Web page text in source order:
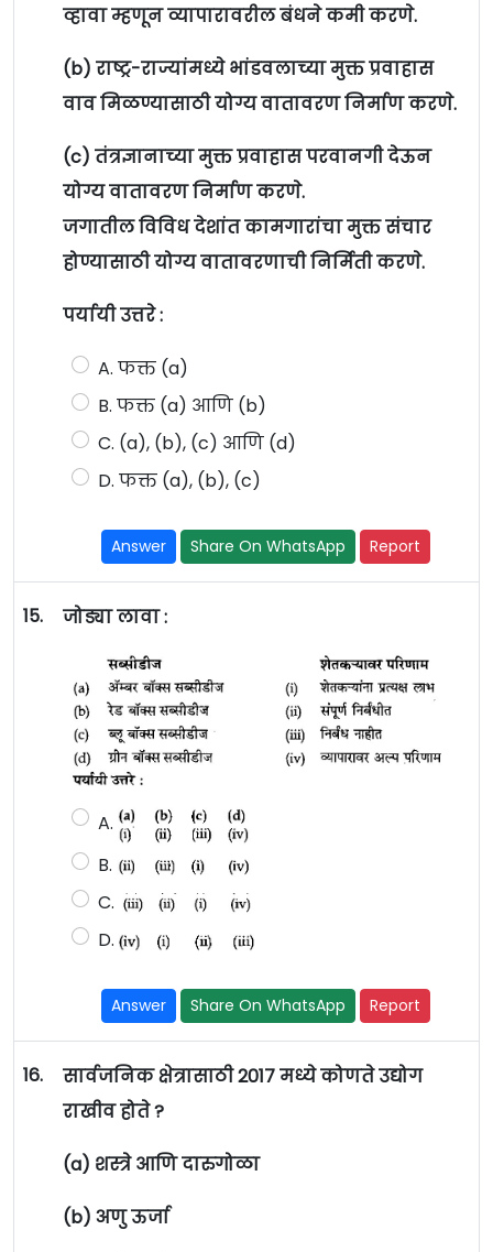
व्हावा म्हणून व्यापारावरील बंधने कमी करणे.
(b) राष्ट्र-राज्यांमध्ये भांडवलाच्या मुक्त प्रवाहास
वाव मिळण्यासाठी योग्य वातावरण निर्माण करणे.
(c) तंत्रज्ञानाच्या मुक्त प्रवाहास परवानगी देऊन
योग्य वातावरण निर्माण करणे.
जगातील विविध देशांत कामगारांचा मुक्त संचार
होण्यासाठी योग्य वातावरणाची निर्मिती करणे.
पर्यायी उत्तरे :
A. फक्त (a)
B. फक्त (a) आणि (b)
C. (a), (b), (c) आणि (d)
D. फक्त (a), (b), (c)
Answer Share On WhatsApp Report
15. जोड्या लावा :
A.
B.
C.
D.
Answer Share On WhatsApp Report
16.
सार्वजनिक क्षेत्रासाठी 2017 मध्ये कोणते उद्योग
राखीव होते ?
(a) शस्त्रे आणि दारुगोळा
(b) अणु ऊर्जा